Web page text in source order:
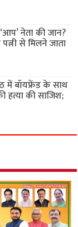
नेता की जान?
से मिलने जाता
में बॉयफ्रेंड के साथ
हत्या की साजिश;